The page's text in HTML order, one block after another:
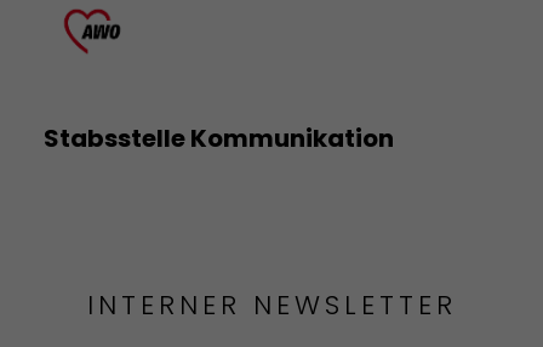
Stabsstelle Kommunikation
INTERNER NEWSLETTER